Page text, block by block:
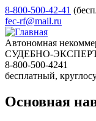
8-800-500-42-41
fec-rf@mail.ru
Автономная
СУДЕБНО-
8-800-500-4241
бесплатный,
Основная